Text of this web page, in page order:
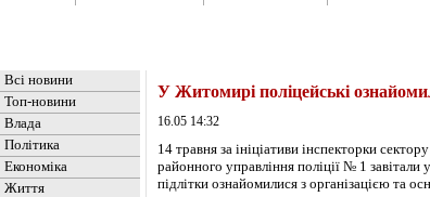
Всі новини
Топ-новини
Влада
Політика
Економіка
Життя
У Житомирі поліцейські
16.05 14:32
14 травня за ініціативи інспекторки
районного управління поліції № 1 завітали
підлітки ознайомилися з організацією та